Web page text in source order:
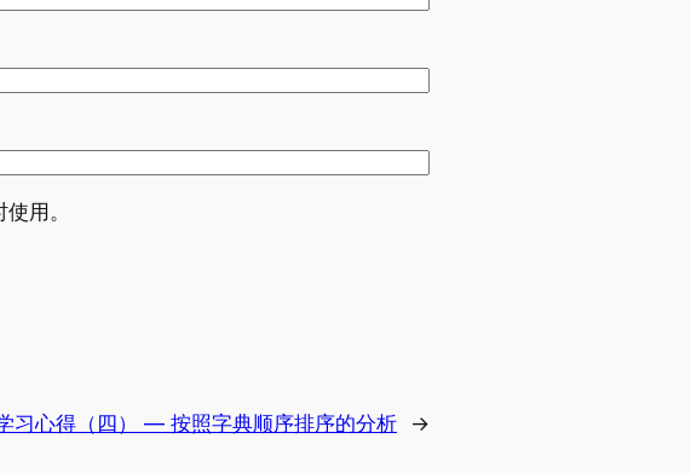
用。
习心得（四） — 按照字典顺序排序的分析 →